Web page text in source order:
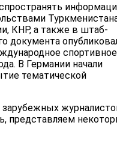
КНР, а также в штаб-
документа
спортивное
В Германии начали
тематической
представляем